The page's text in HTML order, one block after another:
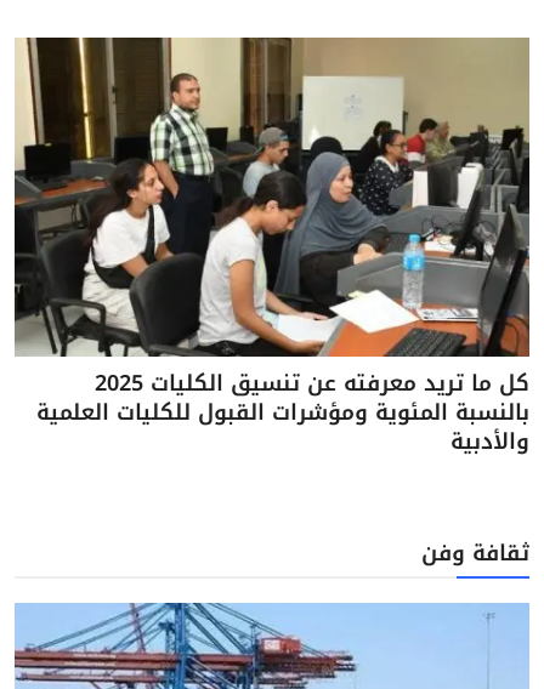
كل ما تريد معرفته عن تنسيق الكليات 2025
بالنسبة المئوية ومؤشرات القبول للكليات العلمية
والأدبية
ثقافة وفن